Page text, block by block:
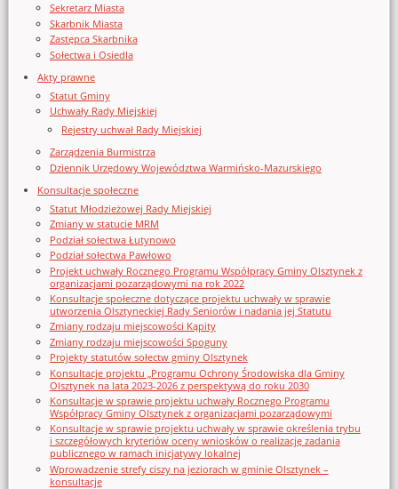
Sekretarz Miasta
Skarbnik Miasta
Zastępca Skarbnika
Sołectwa i Osiedla
Akty prawne
Statut Gminy
Uchwały Rady Miejskiej
Rejestry uchwał Rady Miejskiej
Zarządzenia Burmistrza
Dziennik Urzędowy Województwa Warmińsko-Mazurskiego
Konsultacje społeczne
Statut Młodzieżowej Rady Miejskiej
Zmiany w statucie MRM
Podział sołectwa Łutynowo
Podział sołectwa Pawłowo
Projekt uchwały Rocznego Programu Współpracy Gminy Olsztynek z
organizacjami pozarządowymi na rok 2022
Konsultacje społeczne dotyczące projektu uchwały w sprawie
utworzenia Olsztyneckiej Rady Seniorów i nadania jej Statutu
Zmiany rodzaju miejscowości Kąpity
Zmiany rodzaju miejscowości Spoguny
Projekty statutów sołectw gminy Olsztynek
Konsultacje projektu „Programu Ochrony Środowiska dla Gminy
Olsztynek na lata 2023-2026 z perspektywą do roku 2030
Konsultacje w sprawie projektu uchwały Rocznego Programu
Współpracy Gminy Olsztynek z organizacjami pozarządowymi
Konsultacje w sprawie projektu uchwały w sprawie określenia trybu
i szczegółowych kryteriów oceny wniosków o realizację zadania
publicznego w ramach inicjatywy lokalnej
Wprowadzenie strefy ciszy na jeziorach w gminie Olsztynek –
konsultacje